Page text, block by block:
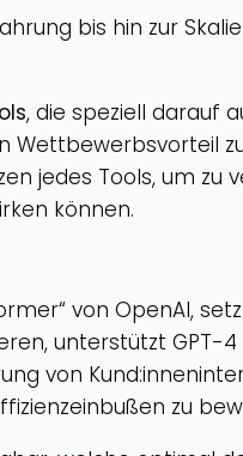
bis hin zur
, die speziell darauf
jedes Tools, um zu
können.
von OpenAI,
unterstützt GPT-
von
zu